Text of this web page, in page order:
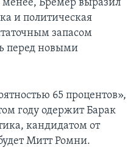
менее, Бремер выразил
и политическая
запасом
перед новыми
65 процентов»,
году одержит Барак
кандидатом от
Митт Ромни.